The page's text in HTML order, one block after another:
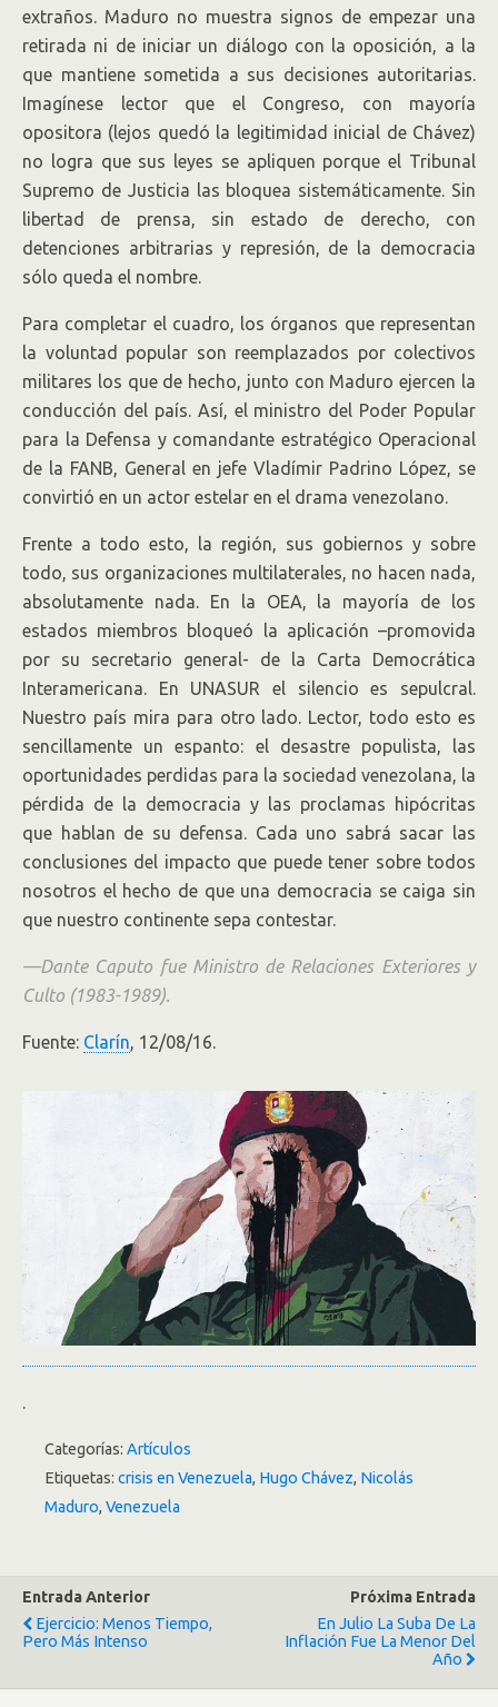
extraños. Maduro no muestra signos de empezar una
retirada ni de iniciar un diálogo con la oposición, a la
que mantiene sometida a sus decisiones autoritarias.
Imagínese lector que el Congreso, con mayoría
opositora (lejos quedó la legitimidad inicial de Chávez)
no logra que sus leyes se apliquen porque el Tribunal
Supremo de Justicia las bloquea sistemáticamente. Sin
libertad de prensa, sin estado de derecho, con
detenciones arbitrarias y represión, de la democracia
sólo queda el nombre.
Para completar el cuadro, los órganos que representan
la voluntad popular son reemplazados por colectivos
militares los que de hecho, junto con Maduro ejercen la
conducción del país. Así, el ministro del Poder Popular
para la Defensa y comandante estratégico Operacional
de la FANB, General en jefe Vladímir Padrino López, se
convirtió en un actor estelar en el drama venezolano.
Frente a todo esto, la región, sus gobiernos y sobre
todo, sus organizaciones multilaterales, no hacen nada,
absolutamente nada. En la OEA, la mayoría de los
estados miembros bloqueó la aplicación –promovida
por su secretario general- de la Carta Democrática
Interamericana. En UNASUR el silencio es sepulcral.
Nuestro país mira para otro lado. Lector, todo esto es
sencillamente un espanto: el desastre populista, las
oportunidades perdidas para la sociedad venezolana, la
pérdida de la democracia y las proclamas hipócritas
que hablan de su defensa. Cada uno sabrá sacar las
conclusiones del impacto que puede tener sobre todos
nosotros el hecho de que una democracia se caiga sin
que nuestro continente sepa contestar.
—Dante Caputo fue Ministro de Relaciones Exteriores y
Culto (1983-1989).
Fuente: Clarín, 12/08/16.
.
Categorías: Artículos
Etiquetas: crisis en Venezuela, Hugo Chávez, Nicolás
Maduro, Venezuela
Entrada Anterior
Ejercicio: Menos Tiempo,
Pero Más Intenso
Próxima Entrada
En Julio La Suba De La
Inflación Fue La Menor Del
Año